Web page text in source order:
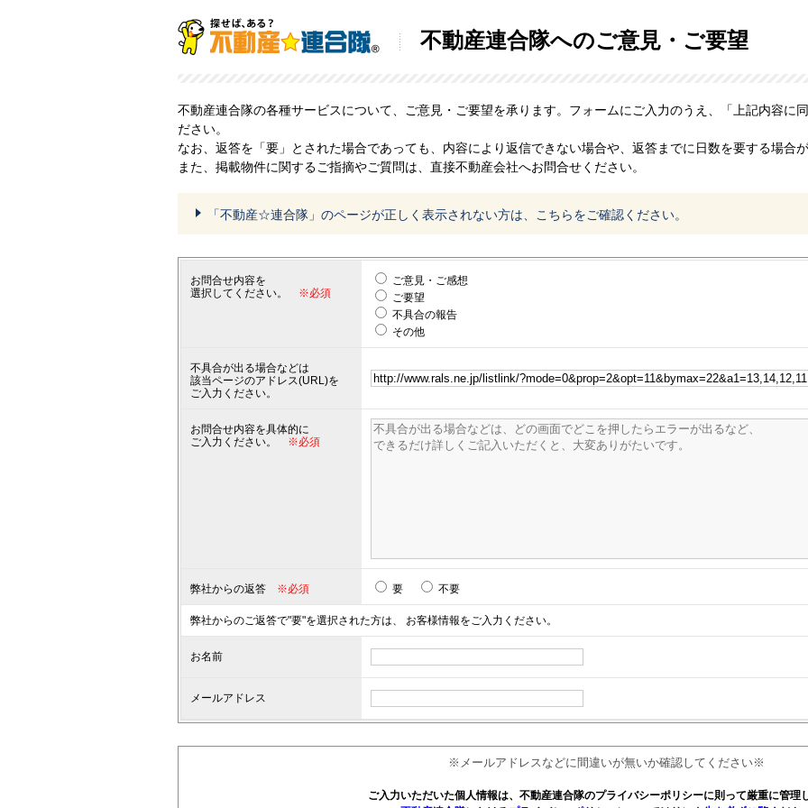
不動産連合隊へのご意見・ご要望
不動産連合隊の各種サービスについて、ご意見・ご要望を承ります。フォームにご入力のうえ、「上記内容に
ださい。
なお、返答を「要」とされた場合であっても、内容により返信できない場合や、返答までに日数を要する場合
また、掲載物件に関するご指摘やご質問は、直接不動産会社へお問合せください。
「不動産☆連合隊」のページが正しく表示されない方は、こちらをご確認ください。
お問合せ内容を
選択してください。
※必須
ご意見・ご感想
ご要望
不具合の報告
その他
不具合が出る場合などは
該当ページのアドレス(URL)を
ご入力ください。
お問合せ内容を具体的に
ご入力ください。
※必須
弊社からの返答 ※必須 要 不要
弊社からのご返答で"要"を選択された方は、 お客様情報をご入力ください。
お名前
メールアドレス
※メールアドレスなどに間違いが無いか確認してください※
ご入力いただいた個人情報は、不動産連合隊のプライバシーポリシーに則って厳重に管理